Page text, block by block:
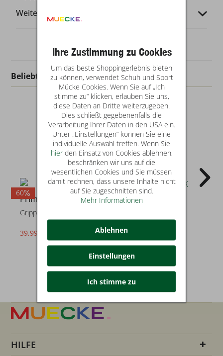
Weitere Infos
Beliebt in dieser Kategorie
60
Primigi
Gripper GTX
39,99 €
50
Primigi
49,99 €
HILFE
Ihre Zustimmung zu Cookies
Um das beste Shoppingerlebnis bieten
zu können, verwendet Schuh und Sport
Mücke Cookies. Wenn Sie auf „Ich
stimme zu“ klicken, erlauben Sie uns,
diese Daten an Dritte weiterzugeben.
Dies schließt gegebenenfalls die
Verarbeitung Ihrer Daten in den USA ein.
Unter „Einstellungen“ können Sie eine
individuelle Auswahl treffen. Wenn Sie
hierden Einsatz von Cookies ablehnen,
beschränken wir uns auf die
wesentlichen Cookies und Sie müssen
damit rechnen, dass unsere Inhalte nicht
auf Sie zugeschnitten sind.
Mehr Informationen
Ablehnen
Einstellungen
Ich stimme zu